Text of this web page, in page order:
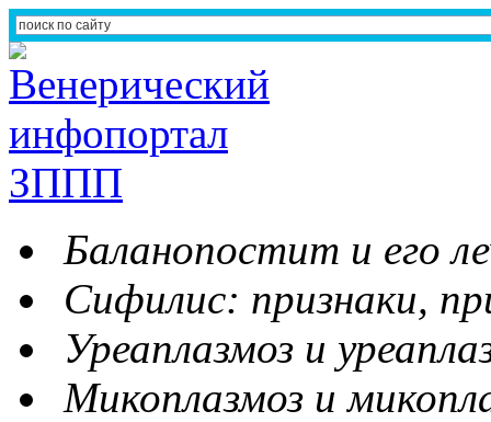
Баланопостит и его
Сифилис: признаки,
Уреаплазмоз и
Микоплазмоз и